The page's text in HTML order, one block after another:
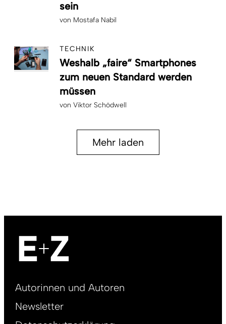
sein
von Mostafa Nabil
TECHNIK
Weshalb „faire“ Smartphones
zum neuen Standard werden
müssen
von Viktor Schödwell
Mehr laden
Footer
DE
Autorinnen und Autoren
Newsletter